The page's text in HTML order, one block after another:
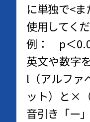
に単独で<
使用してく
例： p＜
英文や数字
l（アルファ
ット）と×
音引き「ー